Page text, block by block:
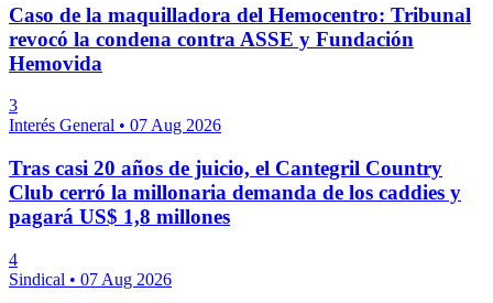
Caso de la maquilladora del Hemocentro: Tribunal
revocó la condena contra ASSE y Fundación
Hemovida
3
Interés General • 07 Aug 2026
Tras casi 20 años de juicio, el Cantegril Country
Club cerró la millonaria demanda de los caddies y
pagará US$ 1,8 millones
4
Sindical • 07 Aug 2026